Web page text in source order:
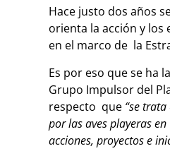
Hace justo dos años
orienta la acción y los
en el marco de la
Es por eso que se ha
Grupo Impulsor del
respecto que “se
por las aves playeras
acciones, proyectos e